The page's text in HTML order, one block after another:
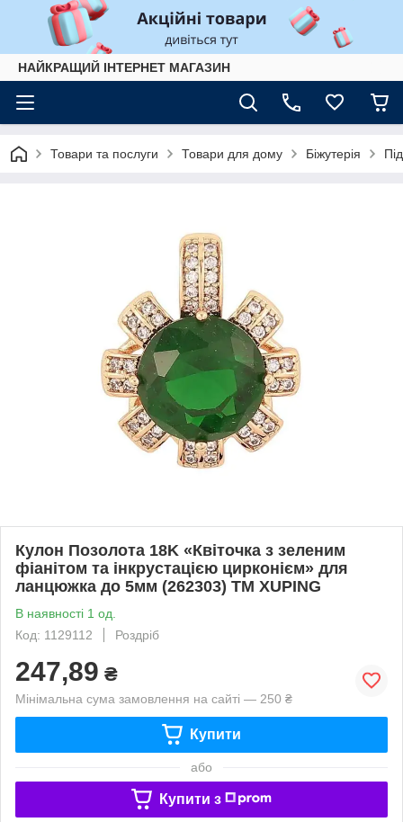
НАЙКРАЩИЙ ІНТЕРНЕТ МАГАЗИН
Товари та послуги Товари для дому Біжутерія
Кулон Позолота 18K «Квіточка з зеленим
фіанітом та інкрустацією цирконієм» для
ланцюжка до 5мм (262303) ТМ XUPING
В наявності 1 од.
Код: 1129112
Роздріб
247,89 ₴
Мінімальна сума замовлення на сайті — 250 ₴
Купити
або
Купити з